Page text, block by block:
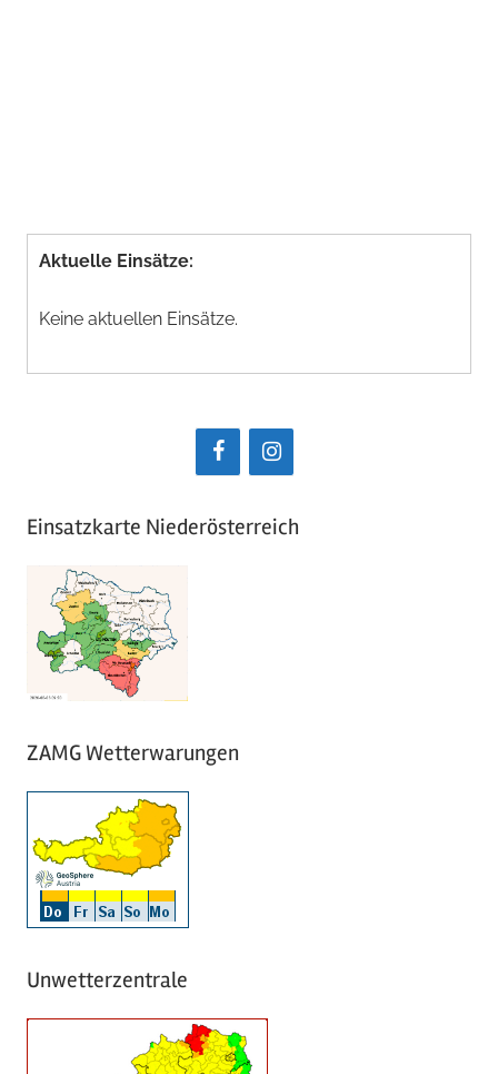
Aktuelle Einsätze:
Keine aktuellen Einsätze.
Einsatzkarte Niederösterreich
ZAMG Wetterwarungen
Unwetterzentrale